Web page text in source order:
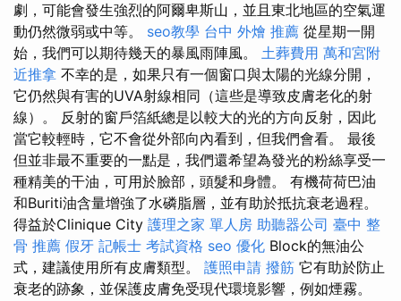
劇，可能會發生強烈的阿爾卑斯山，並且東北地區的空氣運
動仍然微弱或中等。 seo教學 台中 外燴 推薦 從星期一開
始，我們可以期待幾天的暴風雨陣風。 土葬費用 萬和宮附
近推拿 不幸的是，如果只有一個窗口與太陽的光線分開，
它仍然與有害的UVA射線相同（這些是導致皮膚老化的射
線）。 反射的窗戶箔紙總是以較大的光的方向反射，因此
當它較輕時，它不會從外部向內看到，但我們會看。 最後
但並非最不重要的一點是，我們還希望為發光的粉絲享受一
種精美的干油，可用於臉部，頭髮和身體。 有機荷荷巴油
和Buriti油含量增強了水磷脂層，並有助於抵抗衰老過程。
得益於Clinique City 護理之家 單人房 助聽器公司 臺中 整
骨 推薦 假牙 記帳士 考試資格 seo 優化 Block的無油公
式，建議使用所有皮膚類型。 護照申請 撥筋 它有助於防止
衰老的跡象，並保護皮膚免受現代環境影響，例如煙霧。